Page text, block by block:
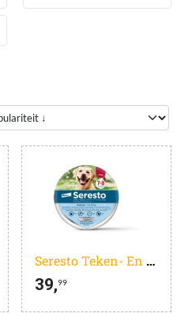
Seresto Teken- En Vlooienband Large - Anti tekenmiddel - per stuk > 8 Kg
39,99